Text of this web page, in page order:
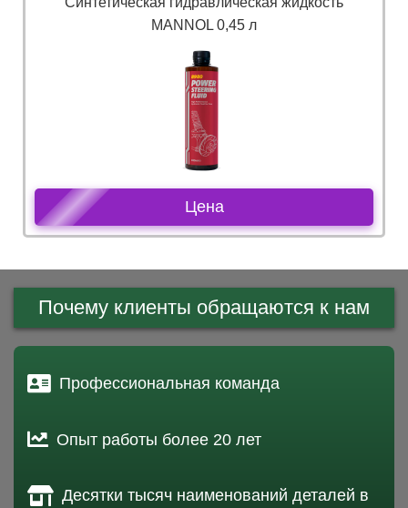
MANNOL 0,45 л
Цена
Почему клиенты обращаются к нам
Профессиональная команда
Опыт работы более 20 лет
Десятки тысяч наименований деталей в